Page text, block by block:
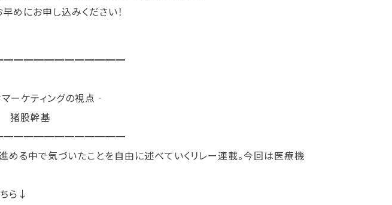
めにお申し込みください！
ーケティングの視点‐
猪股幹基
める中で気づいたことを自由に述べていくリレー連載。今回は医療機
ら↓